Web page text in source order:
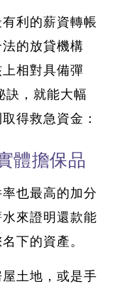
利的薪資轉帳
的放貸機構
相對具備彈
訣，就能大幅
得救急資金：
體擔保品
也最高的加分
來證明還款能
下的資產。
土地，或是手